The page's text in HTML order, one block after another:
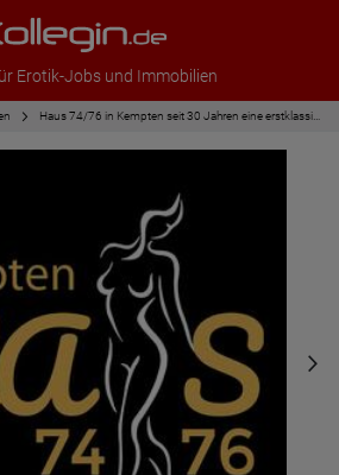
Erotik-Jobs und Immobilien